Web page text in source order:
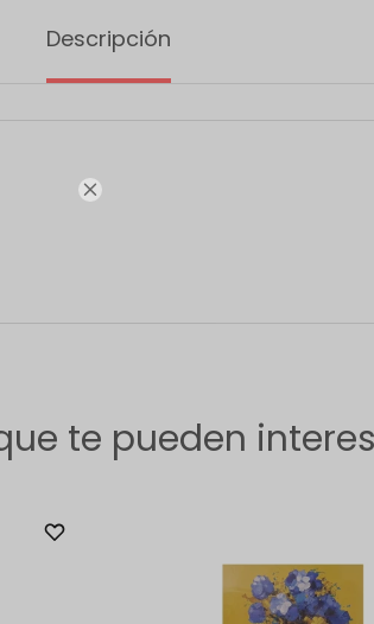

Descripción
te pueden